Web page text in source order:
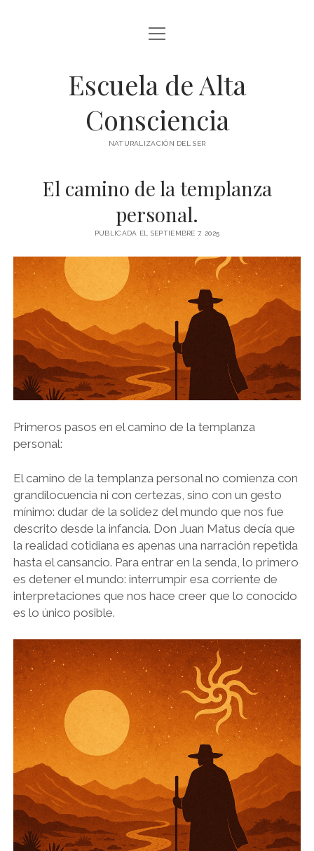
BLOG Y ARTÍCULOS
whatsapp
abrir
menú
Escuela de Alta
Consciencia
NATURALIZACIÓN DEL SER
El camino de la templanza
personal.
PUBLICADA EL SEPTIEMBRE 7, 2025
Primeros pasos en el camino de la templanza
personal:
El camino de la templanza personal no comienza con
grandilocuencia ni con certezas, sino con un gesto
mínimo: dudar de la solidez del mundo que nos fue
descrito desde la infancia. Don Juan Matus decía que
la realidad cotidiana es apenas una narración repetida
hasta el cansancio. Para entrar en la senda, lo primero
es detener el mundo: interrumpir esa corriente de
interpretaciones que nos hace creer que lo conocido
es lo único posible.